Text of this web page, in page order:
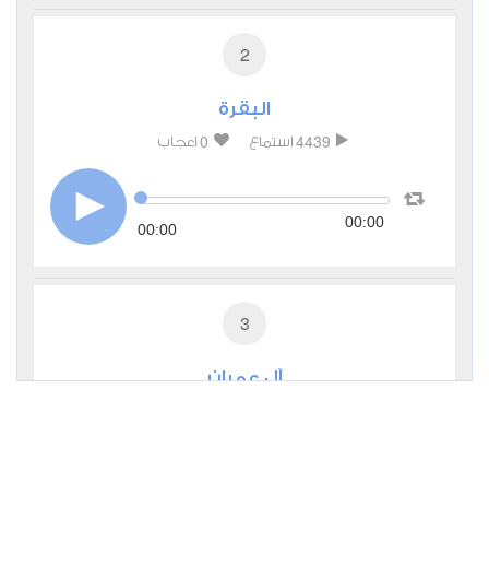
2
البقرة
4439 استماع 0 اعجاب
00:00 00:00
3
آل عمران